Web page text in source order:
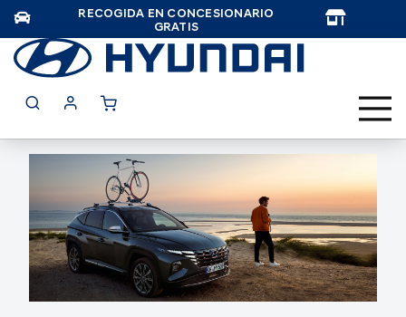
RECOGIDA EN CONCESIONARIO
GRATIS